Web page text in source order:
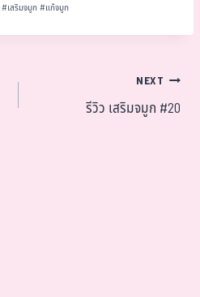
#เสริมจมูก#แก้จมูก
NEXT
รีวิว เสริมจมูก #20